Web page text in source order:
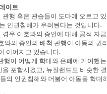
이트
행 혹은 관습들이 도마에 오르고
인권침해가 우려된다는 것입니다.
우 여호와의 증인에 대해 공적 자
와의 증인의 배척 관행이 아동의
이어지고 있습니다.
행이 어떻게 학대와 은폐에 기여했
포함시켰고, 뉴질랜드도 비슷한
의 인권침해와 더불어 아동을 학대